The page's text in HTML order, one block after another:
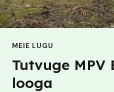
MEIE LUGU
Tutvuge MPV
looga